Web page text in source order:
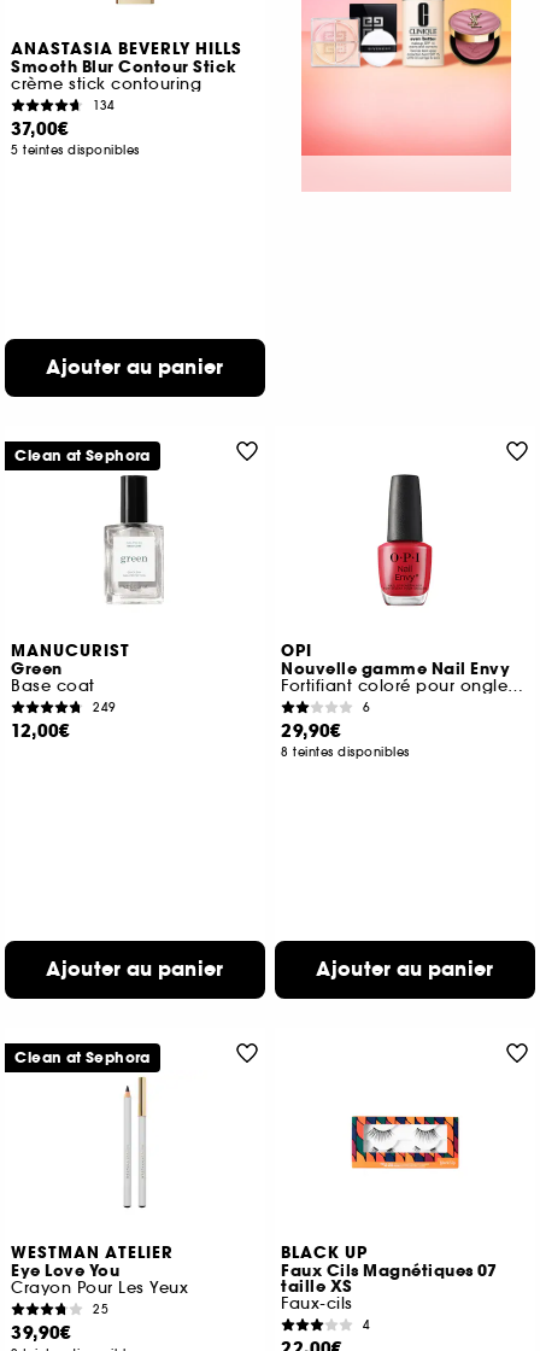
ANASTASIA BEVERLY HILLS
Smooth Blur Contour Stick
crème stick contouring
134
37,00€
5 teintes disponibles
Ajouter au panier
MANUCURIST
Green
Base coat
249
12,00€
Ajouter au panier
Clean at Sephora
OPI
Nouvelle gamme Nail Envy
Fortifiant coloré pour ongles naturels
6
29,90€
8 teintes disponibles
Ajouter au panier
WESTMAN ATELIER
Eye Love You
Crayon Pour Les Yeux
25
39,90€
Clean at Sephora
BLACK UP
Faux Cils Magnétiques 07
taille XS
Faux-cils
4